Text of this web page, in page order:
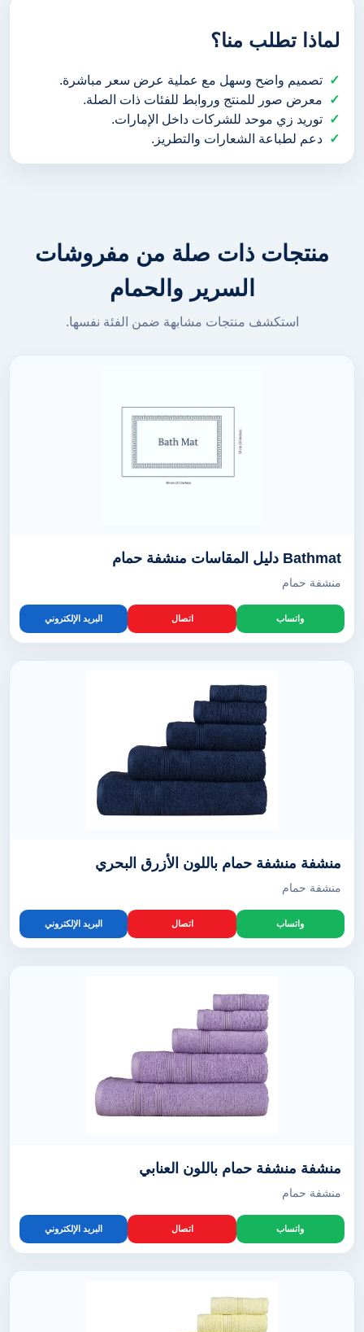
لماذا تطلب منا؟
تصميم واضح وسهل مع عملية عرض سعر مباشرة.
معرض صور للمنتج وروابط للفئات ذات الصلة.
توريد زي موحد للشركات داخل الإمارات.
دعم لطباعة الشعارات والتطريز.
منتجات ذات صلة من مفروشات
السرير والحمام
استكشف منتجات مشابهة ضمن الفئة نفسها.
Bathmat دليل المقاسات منشفة حمام
منشفة حمام
واتساب اتصال البريد الإلكتروني
منشفة منشفة حمام باللون الأزرق البحري
منشفة حمام
واتساب اتصال البريد الإلكتروني
منشفة منشفة حمام باللون العنابي
منشفة حمام
واتساب اتصال البريد الإلكتروني